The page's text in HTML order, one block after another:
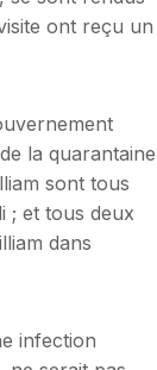
ont reçu un
la quarantaine
sont tous
; et tous deux
dans
infection